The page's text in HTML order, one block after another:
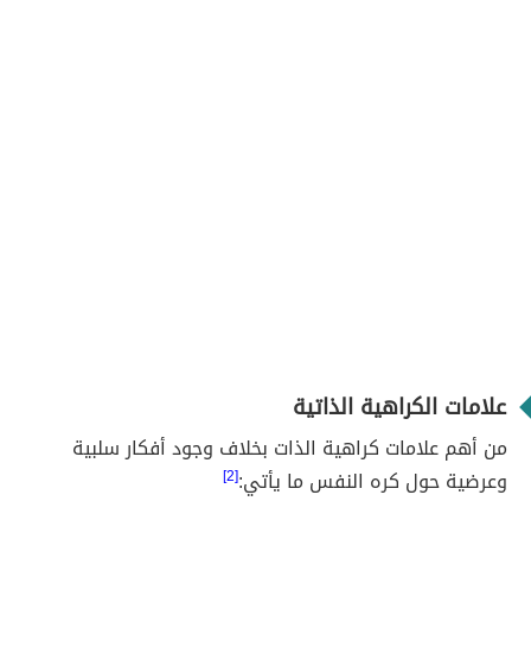
علامات الكراهية الذاتية
من أهم علامات كراهية الذات بخلاف وجود أفكار سلبية
وعرضية حول كره النفس ما يأتي:[2]